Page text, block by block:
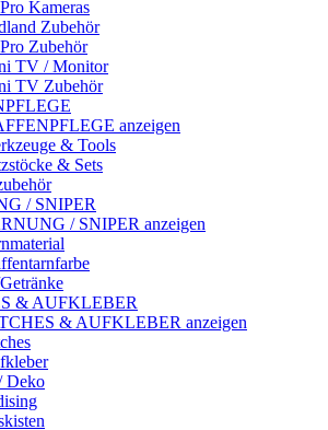
Kameras
Zubehör
Zubehör
TV / Monitor
TV Zubehör
anzeigen
& Tools
& Sets
/ SNIPER
/ SNIPER anzeigen
& AUFKLEBER
& AUFKLEBER anzeigen
Deko